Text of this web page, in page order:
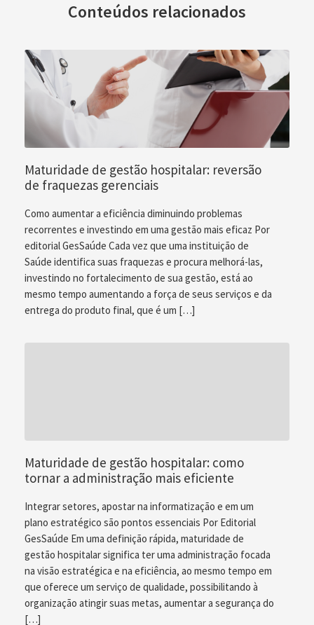
Conteúdos relacionados
Maturidade de gestão hospitalar: reversão
de fraquezas gerenciais
Como aumentar a eficiência diminuindo problemas
recorrentes e investindo em uma gestão mais eficaz Por
editorial GesSaúde Cada vez que uma instituição de
Saúde identifica suas fraquezas e procura melhorá-las,
investindo no fortalecimento de sua gestão, está ao
mesmo tempo aumentando a força de seus serviços e da
entrega do produto final, que é um […]
Maturidade de gestão hospitalar: como
tornar a administração mais eficiente
Integrar setores, apostar na informatização e em um
plano estratégico são pontos essenciais Por Editorial
GesSaúde Em uma definição rápida, maturidade de
gestão hospitalar significa ter uma administração focada
na visão estratégica e na eficiência, ao mesmo tempo em
que oferece um serviço de qualidade, possibilitando à
organização atingir suas metas, aumentar a segurança do
[…]